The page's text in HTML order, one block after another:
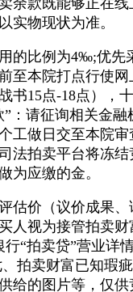
实物现状为准。
比例为4‰;优先
至本院打点行使
书15点-18点），
”：请征询相关金
工做日交至本院
法拍卖平台将冻
为应缴的金。
价（议价成果、
人视为接管拍卖
“拍卖贷”营业详
拍卖财富已知瑕
给的图片等，仅